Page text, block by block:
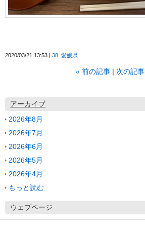
2020/03/21 13:53 38_愛媛県
« 前の記事 次の記事
アーカイブ
2026年8月
2026年7月
2026年6月
2026年5月
2026年4月
もっと読む
ウェブページ